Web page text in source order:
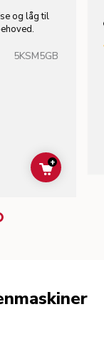
og låg til
5KSM5GB
ADD TO
+